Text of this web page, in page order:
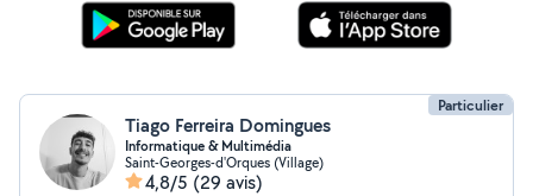
Particulier
Tiago Ferreira Domingues
Informatique & Multimédia
Saint-Georges-d'Orques (Village)
4,8/5 (29 avis)